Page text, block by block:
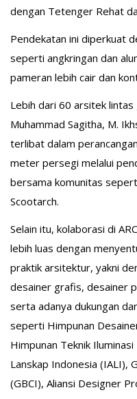
dengan Tetenger Rehat
Pendekatan ini diperkuat
seperti angkringan dan
pameran lebih cair dan
Lebih dari 60 arsitek
Muhammad Sagitha, M.
terlibat dalam
meter persegi melalui
bersama komunitas
Scootarch.
Selain itu, kolaborasi di
lebih luas dengan
praktik arsitektur, yakni
desainer grafis, desainer
serta adanya dukungan
seperti Himpunan
Himpunan Teknik
Lanskap Indonesia (IALI),
(GBCI), Aliansi Designer